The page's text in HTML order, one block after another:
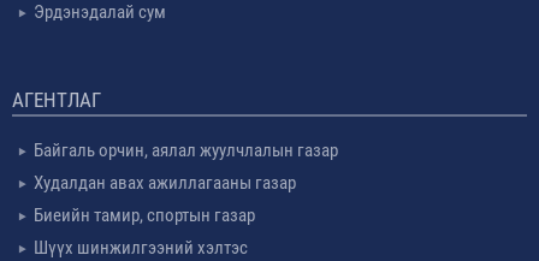
Эрдэнэдалай сум
АГЕНТЛАГ
Байгаль орчин, аялал жуулчлалын газар
Худалдан авах ажиллагааны газар
Биеийн тамир, спортын газар
Шүүх шинжилгээний хэлтэс